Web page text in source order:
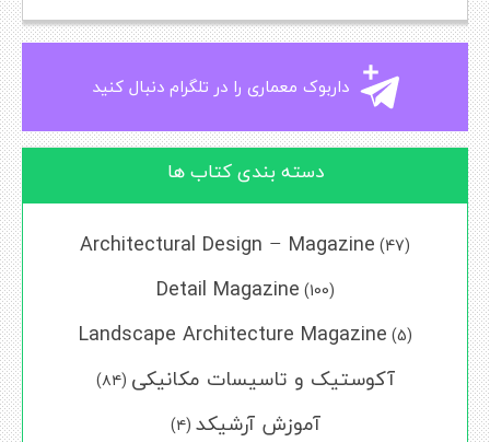
داربوک معماری را در تلگرام دنبال کنید
دسته بندی کتاب ها
Architectural Design – Magazine (47)
Detail Magazine (100)
Landscape Architecture Magazine (5)
آکوستیک و تاسیسات مکانیکی (۸۴)
آموزش آرشیکد (۴)